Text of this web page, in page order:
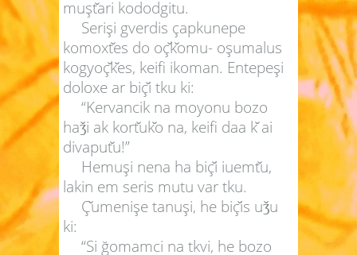
muştari kododgitu.
Serişi gverdis çapkunepe
komoxtes do oçkomu- oşumalus
kogyoçkes, keifi ikoman. Entepeşi
doloxe ar biçi tku ki:
“Kervancik na moyonu bozo
haǯi ak kortuko na, keifi daa kai
divaputu!”
Hemuşi nena ha biçi iuemtu,
lakin em seris mutu var tku.
Çumenişe tanuşi, he biçis uǯu
ki:
“Si ğomamci na tkvi, he bozo